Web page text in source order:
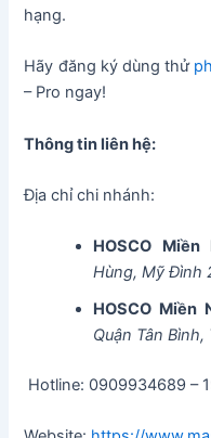
hạng.
Hãy đăng ký dùng thử
– Pro ngay!
Thông tin liên hệ:
Địa chỉ chi nhánh:
HOSCO Miền
Hùng, Mỹ Đình
HOSCO Miền
Quận Tân Bình,
Hotline: 0909934689 –